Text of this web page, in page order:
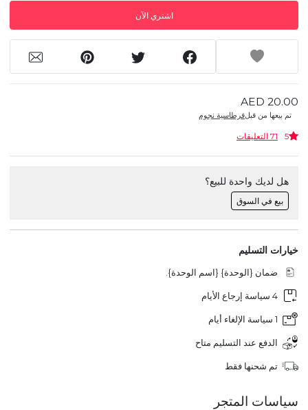
اشتري الآن
AED 20.00
تم بيعها من قبلقرطاسية نجوم
5 71 التعليقات
هل لديك واحدة للبيع؟
بيع في السوق
خيارات التسليم
ضمان {الوحدة} {اسم الوحدة}.
4 سياسة إرجاع الأيام
1 سياسة الإلغاء أيام
الدفع عند التسليم متاح
تم شحنها فقط
سياسات المتجر